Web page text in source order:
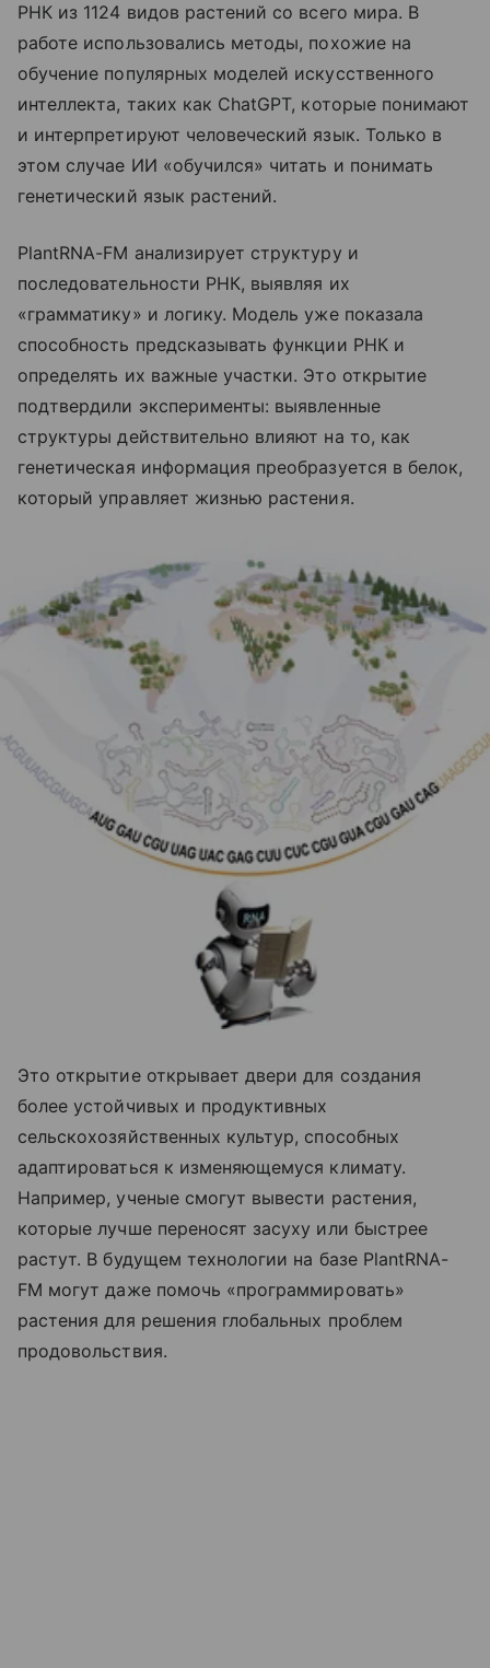
РНК из 1124 видов растений со всего мира. В
работе использовались методы, похожие на
обучение популярных моделей искусственного
интеллекта, таких как ChatGPT, которые понимают
и интерпретируют человеческий язык. Только в
этом случае ИИ «обучился» читать и понимать
генетический язык растений.
PlantRNA-FM анализирует структуру и
последовательности РНК, выявляя их
«грамматику» и логику. Модель уже показала
способность предсказывать функции РНК и
определять их важные участки. Это открытие
подтвердили эксперименты: выявленные
структуры действительно влияют на то, как
генетическая информация преобразуется в белок,
который управляет жизнью растения.
Это открытие открывает двери для создания
более устойчивых и продуктивных
сельскохозяйственных культур, способных
адаптироваться к изменяющемуся климату.
Например, ученые смогут вывести растения,
которые лучше переносят засуху или быстрее
растут. В будущем технологии на базе PlantRNA-
FM могут даже помочь «программировать»
растения для решения глобальных проблем
продовольствия.